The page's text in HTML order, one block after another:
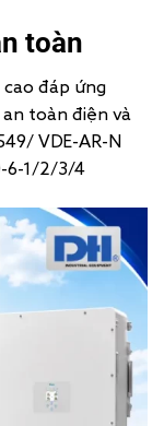
toàn
cao đáp ứng
toàn điện và
VDE-AR-N
6-1/2/3/4